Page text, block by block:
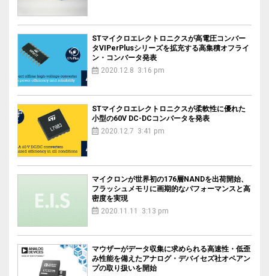
STマイクロエレクトロニクスが高電圧コンバー
タVIPerPlusシリーズを拡充する高集積オフライ
ン・コンバータ発表
2020.12.8 3:16 pm
STマイクロエレクトロニクスが柔軟性に優れた
小型の60V DC-DCコンバータを発表
2020.12.7 3:41 pm
マイクロンが世界初の176層NANDを出荷開始、
フラッシュメモリに画期的なパフォーマンスと高
密度を実現
2020.11.11 3:13 pm
マウザーがデータ収集に求められる高速性・低歪
み性能を備えたアナログ・デバイセズ社オペアン
プの取り扱いを開始